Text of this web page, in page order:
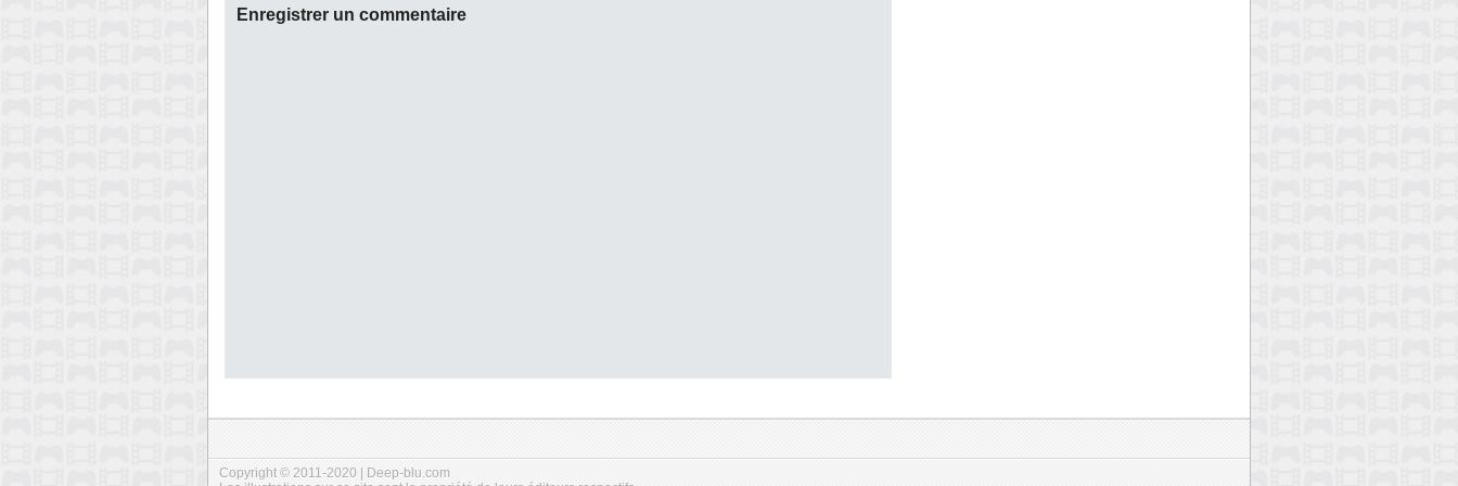
Enregistrer un commentaire
Copyright © 2011-2020 | Deep-blu.com